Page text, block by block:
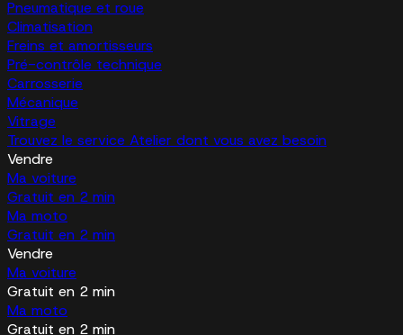
Pneumatique et roue
Climatisation
Freins et amortisseurs
Pré-contrôle technique
Carrosserie
Mécanique
Vitrage
Trouvez le service Atelier dont vous avez besoin
Vendre
Ma voiture
Gratuit en 2 min
Ma moto
Gratuit en 2 min
Vendre
Ma voiture
Gratuit en 2 min
Ma moto
Gratuit en 2 min